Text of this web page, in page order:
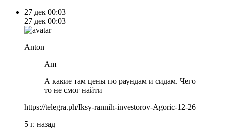
27 дек 00:03
27 дек 00:03
Anton
Am
А какие там цены по раундам и сидам. Чего
то не смог найти
https://telegra.ph/Iksy-rannih-investorov-Agoric-12-26
5 г. назад